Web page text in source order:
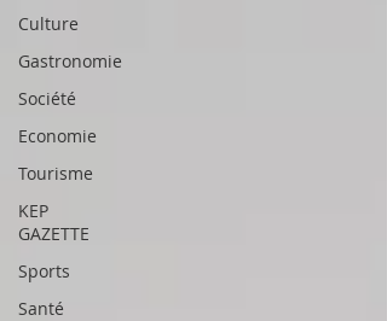
Culture
Gastronomie
Société
Economie
Tourisme
KEP
GAZETTE
Sports
Santé